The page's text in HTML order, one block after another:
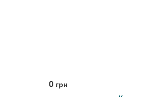
0 грн